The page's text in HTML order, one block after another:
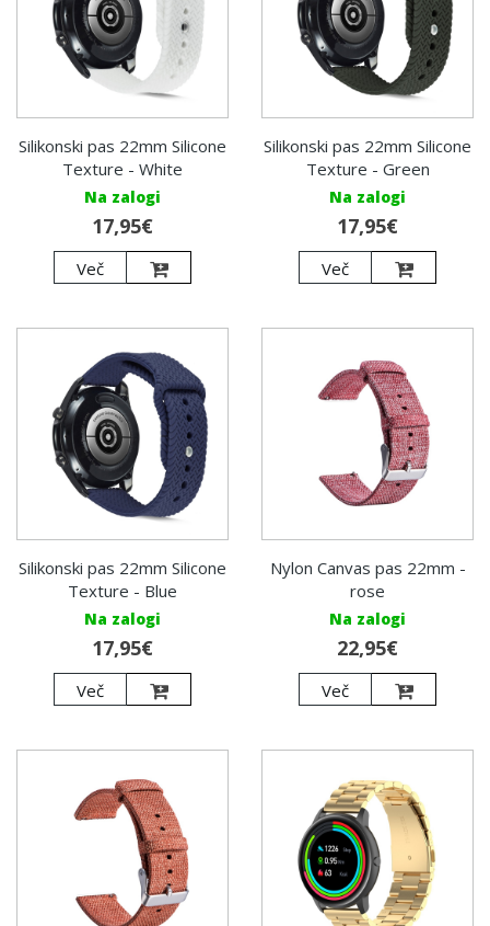
Silikonski pas 22mm Silicone
Texture - White
Na zalogi
17,95€
Več
Silikonski pas 22mm Silicone
Texture - Green
Na zalogi
17,95€
Več
Silikonski pas 22mm Silicone
Texture - Blue
Na zalogi
17,95€
Več
Nylon Canvas pas 22mm -
rose
Na zalogi
22,95€
Več